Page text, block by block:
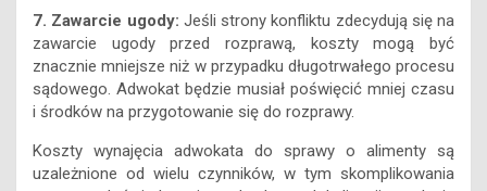
znacznie mniejsze niż w przypadku długotrwałego procesu
sądowego. Adwokat będzie musiał poświęcić mniej czasu
i środków na przygotowanie się do rozprawy.
Koszty wynajęcia adwokata do sprawy o alimenty są
uzależnione od wielu czynników, w tym skomplikowania
sprawy, doświadczenia adwokata, lokalizacji, rodzaju
honorarium, ilości pracy związanej z daną sprawą,
wysokości żądanych alimentów oraz ewentualnego